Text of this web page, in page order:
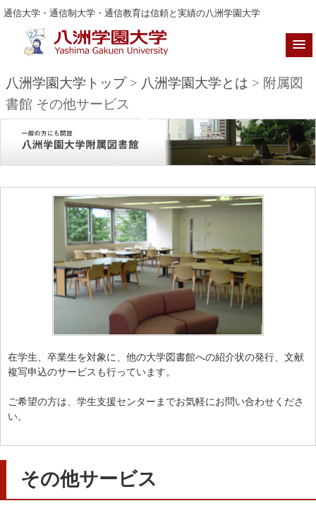
通信大学・通信制大学・通信教育は信頼と実績の八洲学園大学
八洲学園大学トップ> 八洲学園大学とは > 附属図
書館 その他サービス
在学生、卒業生を対象に、他の大学図書館への紹介状の発行、文献
複写申込のサービスも行っています。
ご希望の方は、学生支援センターまでお気軽にお問い合わせくださ
い。
その他サービス